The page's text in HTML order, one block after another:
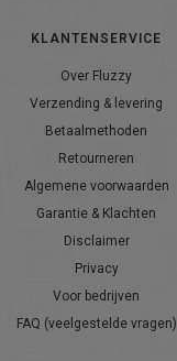
KLANTENSERVICE
Over Fluzzy
Verzending & levering
Betaalmethoden
Retourneren
Algemene voorwaarden
Garantie & Klachten
Disclaimer
Privacy
Voor bedrijven
FAQ (veelgestelde vragen)